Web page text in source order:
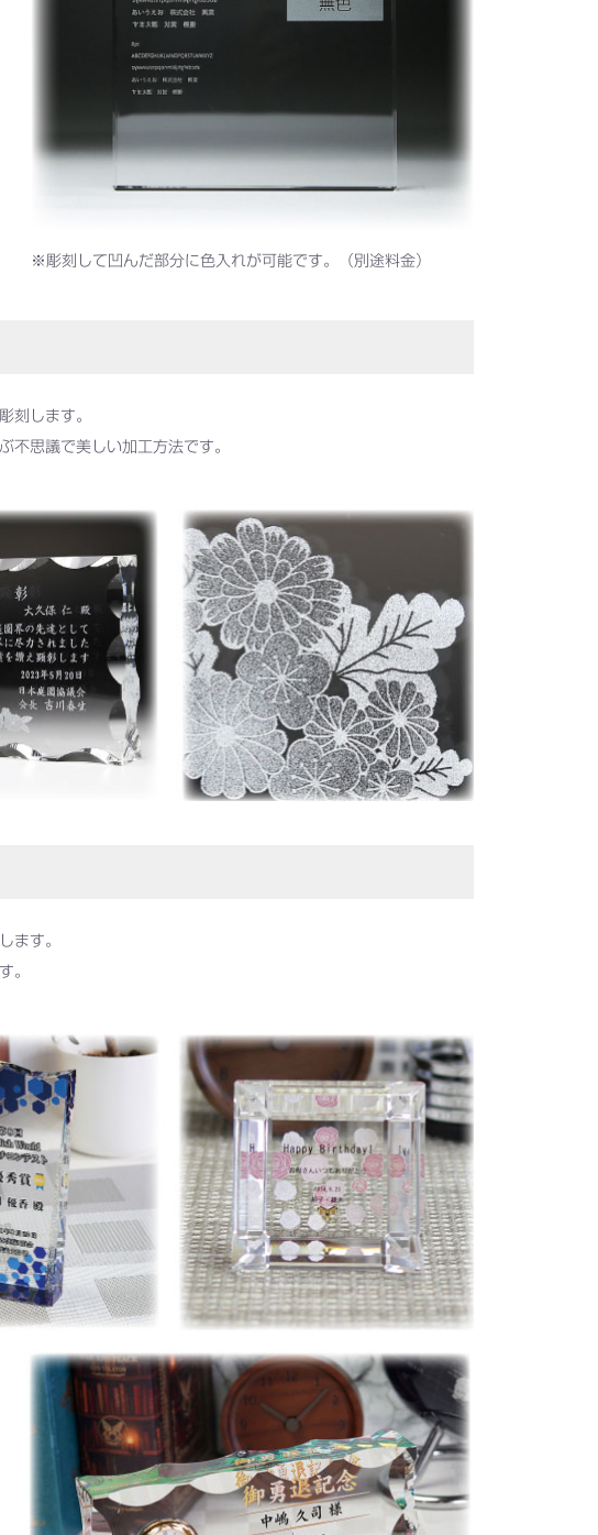
※彫刻して凹んだ部分に色入れが可能です。（別途料金）
刻します。
不思議で美しい加工方法です。
ます。
。